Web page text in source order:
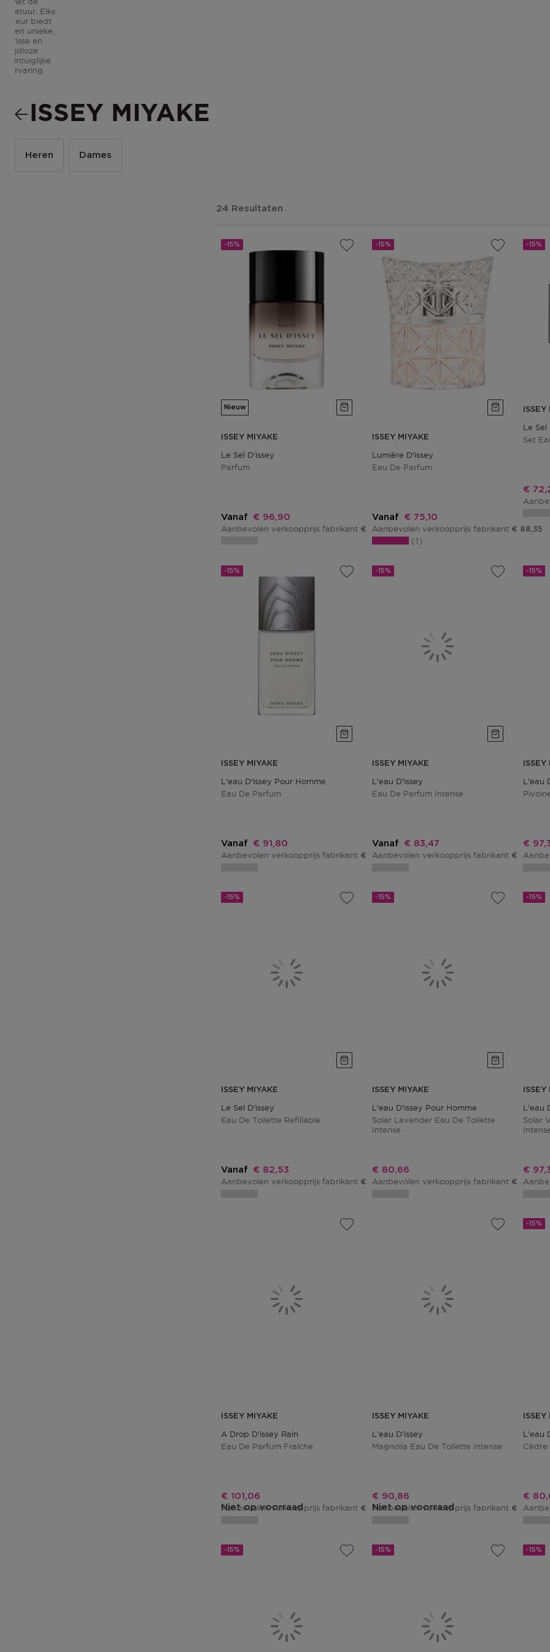
natuur. Elke
geur biedt
een unieke,
frisse en
tijdloze
zintuiglijke
ervaring.
ISSEY MIYAKE
Heren Dames
24 Resultaten
-15%
Nieuw
ISSEY MIYAKE
Le Sel D'issey
Parfum
Vanaf Kortingsprijs
€ 96,90
Aanbevolen verkoopprijs fabrikant € 114,00
-15%
ISSEY MIYAKE
Lumière D'issey
Eau De Parfum
Vanaf Kortingsprijs
€ 75,10
Aanbevolen verkoopprijs fabrikant € 88,35
1
-15%
Le Sel
Set
€
-15%
ISSEY MIYAKE
L'eau D'issey Pour Homme
Eau De Parfum
Vanaf Kortingsprijs
€ 91,80
Aanbevolen verkoopprijs fabrikant € 108,00
-15%
ISSEY MIYAKE
L'eau D'issey
Eau De Parfum Intense
Vanaf Kortingsprijs
€ 83,47
Aanbevolen verkoopprijs fabrikant € 98,20
-15%
L'eau
€
-15%
ISSEY MIYAKE
Le Sel D'issey
Eau De Toilette Refillable
Vanaf Kortingsprijs
€ 82,53
Aanbevolen verkoopprijs fabrikant € 97,10
-15%
ISSEY MIYAKE
L'eau D'issey Pour Homme
Solar Lavender Eau De Toilette
Intense
Kortingsprijs
€ 80,66
Aanbevolen verkoopprijs fabrikant € 94,90
-15%
L'eau
Solar
€
Niet op voorraad
ISSEY MIYAKE
A Drop D'issey Rain
Eau De Parfum Fraîche
Kortingsprijs
€ 101,06
Aanbevolen verkoopprijs fabrikant € 118,90
Niet op voorraad
ISSEY MIYAKE
L’eau D’issey
Magnolia Eau De Toilette Intense
Kortingsprijs
€ 90,86
Aanbevolen verkoopprijs fabrikant € 106,90
-15%
L’eau
Cèdre
€
-15% -15% -15%